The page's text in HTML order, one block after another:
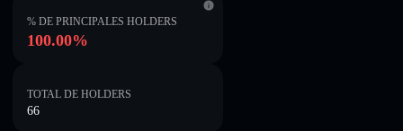
% DE PRINCIPALES HOLDERS
100.00%
TOTAL DE HOLDERS
66